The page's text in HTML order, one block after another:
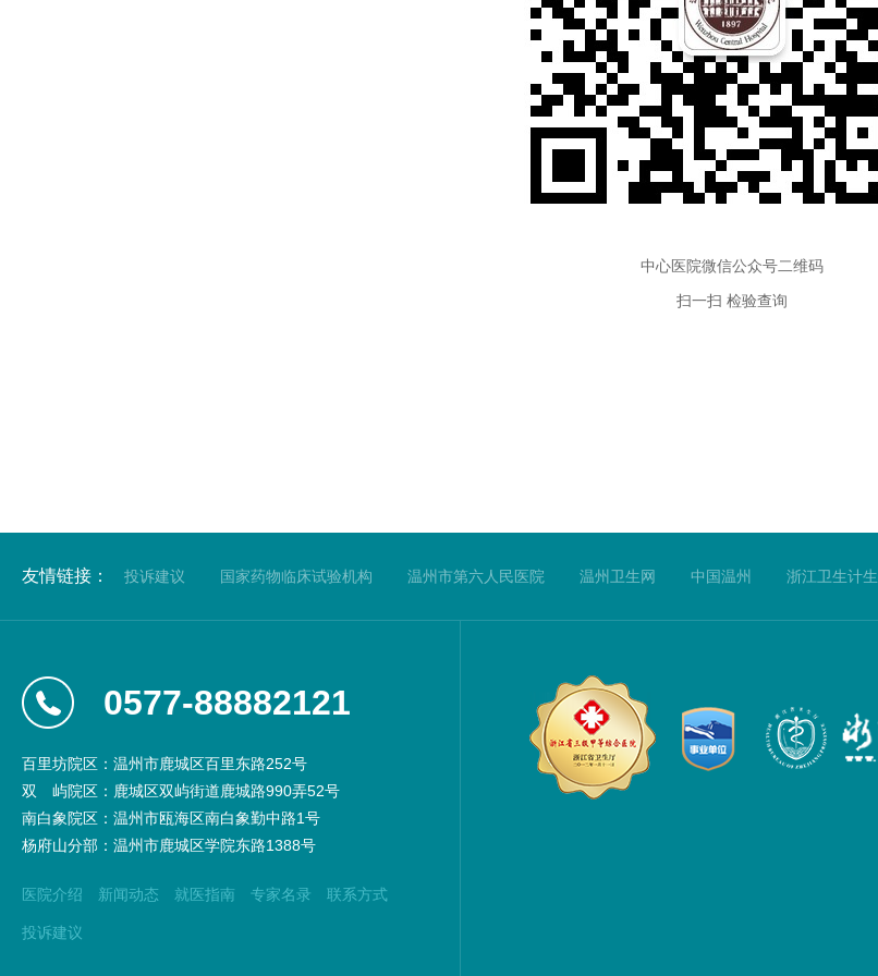
中心医院微信公众号二维码
扫一扫 检验查询
友情链接： 投诉建议 国家药物临床试验机构 温州市第六人民医院 温州卫生网 中国温州 浙江卫生计生
0577-88882121
百里坊院区：温州市鹿城区百里东路252号
双
屿院区：鹿城区双屿街道鹿城路990弄52号
南白象院区：温州市瓯海区南白象勤中路1号
杨府山分部：温州市鹿城区学院东路1388号
医院介绍 新闻动态 就医指南 专家名录 联系方式
投诉建议